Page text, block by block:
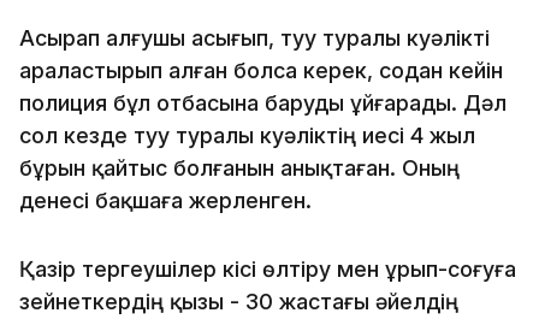
Асырап алғушы асығып, туу туралы куәлікті
араластырып алған болса керек, содан кейін
полиция бұл отбасына баруды ұйғарады. Дәл
сол кезде туу туралы куәліктің иесі 4 жыл
бұрын қайтыс болғанын анықтаған. Оның
денесі бақшаға жерленген.
Қазір тергеушілер кісі өлтіру мен ұрып-соғуға
зейнеткердің қызы - 30 жастағы әйелдің